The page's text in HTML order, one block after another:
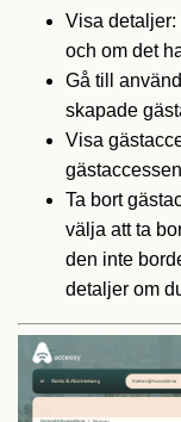
Visa detaljer:
och om det
Gå till
skapade
Visa
Ta bort
välja att ta
den inte
detaljer om